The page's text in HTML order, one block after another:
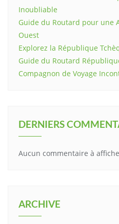
Inoubliable
Guide du Routard pour une
Ouest
Explorez la République
Guide du Routard
Compagnon de Voyage
DERNIERS
Aucun commentaire à
ARCHIVE